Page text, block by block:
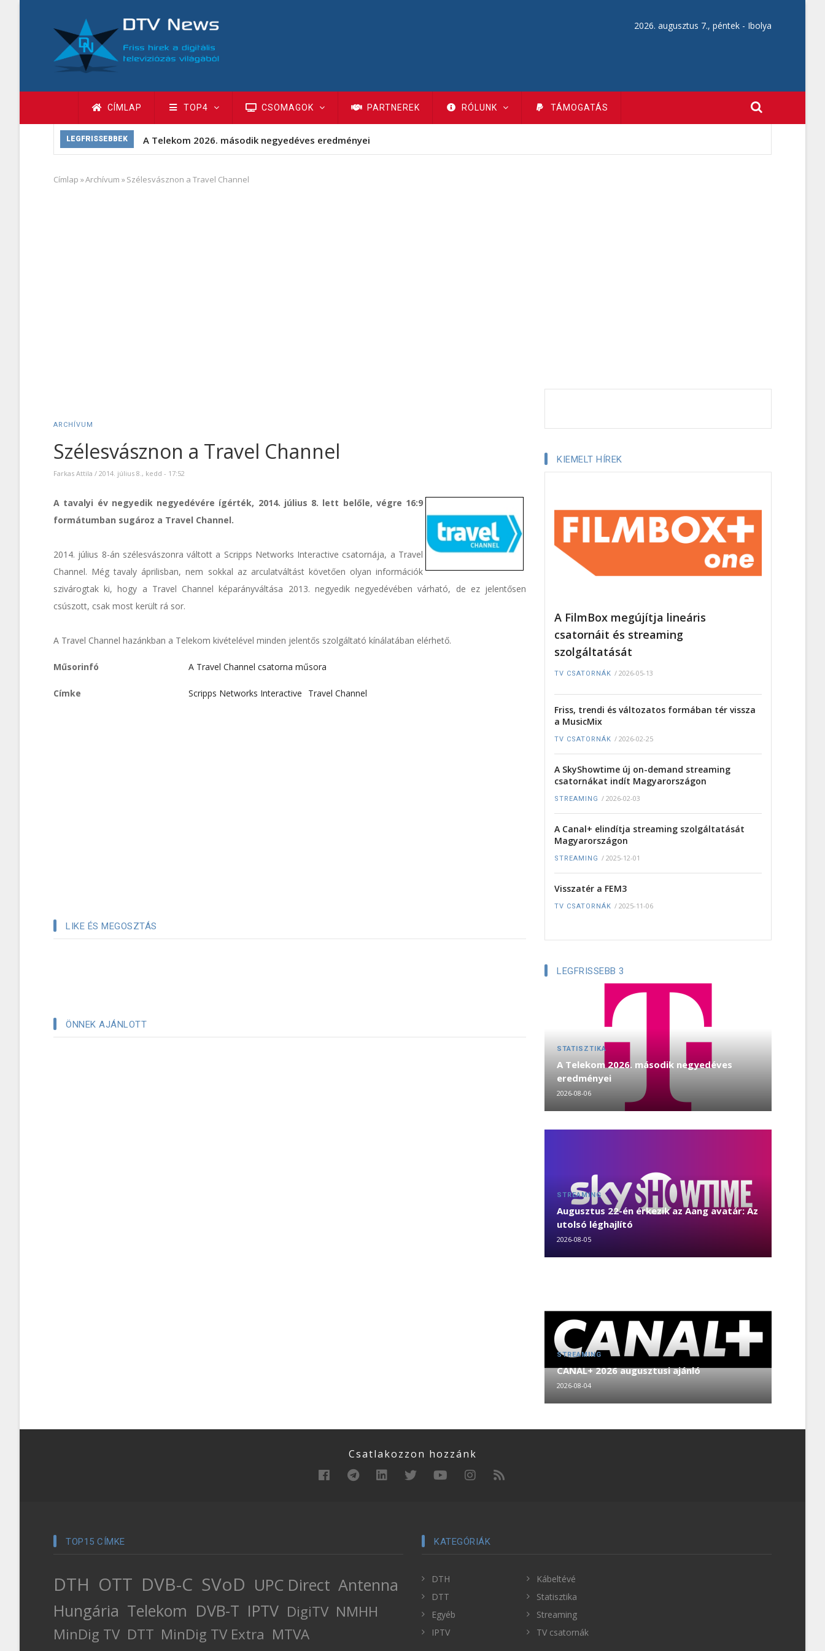
tartalomra
2026. augusztus 7., péntek - Ibolya
Fő
navigáció
CÍMLAP TOP4 CSOMAGOK PARTNEREK RÓLUNK TÁMOGATÁS
LEGFRISSEBBEK A Telekom 2026. második negyedéves eredményei
Morzsa
Címlap »Archívum »Szélesvásznon a Travel Channel
ARCHÍVUM
Szélesvásznon a Travel Channel
Farkas Attila / 2014. július 8., kedd - 17:52
A tavalyi év negyedik negyedévére ígérték, 2014. július 8. lett belőle, végre 16:9
formátumban sugároz a Travel Channel.
2014. július 8-án szélesvászonra váltott a Scripps Networks Interactive csatornája, a Travel
Channel. Még tavaly áprilisban, nem sokkal az arculatváltást követően olyan információk
szivárogtak ki, hogy a Travel Channel képarányváltása 2013. negyedik negyedévében várható, de ez jelentősen
csúszott, csak most került rá sor.
A Travel Channel hazánkban a Telekom kivételével minden jelentős szolgáltató kínálatában elérhető.
Műsorinfó A Travel Channel csatorna műsora
Címke Scripps Networks Interactive Travel Channel
LIKE ÉS MEGOSZTÁS
ÖNNEK AJÁNLOTT
KIEMELT HÍREK
A FilmBox megújítja lineáris
csatornáit és streaming
szolgáltatását
TV CSATORNÁK / 2026-05-13
Friss, trendi és változatos formában tér vissza
a MusicMix
TV CSATORNÁK / 2026-02-25
A SkyShowtime új on-demand streaming
csatornákat indít Magyarországon
STREAMING / 2026-02-03
A Canal+ elindítja streaming szolgáltatását
Magyarországon
STREAMING / 2025-12-01
Visszatér a FEM3
TV CSATORNÁK / 2025-11-06
LEGFRISSEBB 3
STATISZTIKA
A Telekom 2026. második negyedéves
eredményei
2026-08-06
STREAMING
Augusztus 22-én érkezik az Aang avatár: Az
utolsó léghajlító
2026-08-05
STREAMING
CANAL+ 2026 augusztusi ajánló
2026-08-04
Csatlakozzon hozzánk
TOP15 CÍMKE
DTH OTT DVB-C SVoD UPC Direct Antenna
Hungária Telekom DVB-T IPTV DigiTV NMHH
MinDig TV DTT MinDig TV Extra MTVA
KATEGÓRIÁK
DTH
DTT
Egyéb
IPTV
Kábeltévé
Statisztika
Streaming
TV csatornák